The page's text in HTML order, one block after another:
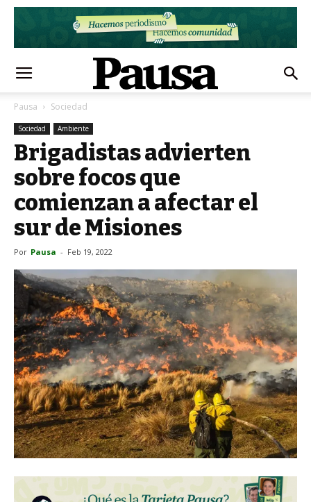
Pausa Sociedad
Sociedad Ambiente
Brigadistas advierten
sobre focos que
comienzan a afectar el
sur de Misiones
Por Pausa - Feb 19, 2022